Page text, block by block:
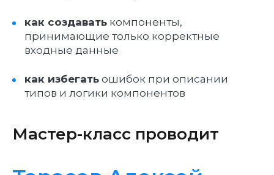
как создавать компоненты,
принимающие только корректные
входные данные
как избегать ошибок при описании
типов и логики компонентов
Мастер-класс проводит